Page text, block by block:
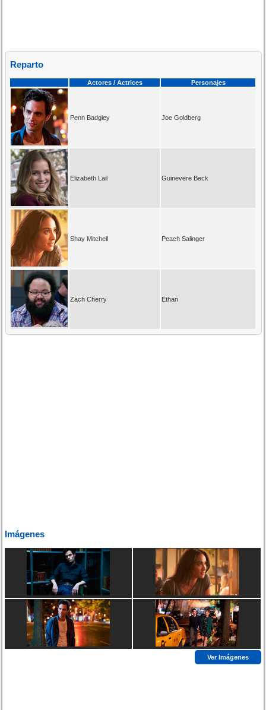
Reparto
Actores / Actrices Personajes
Penn Badgley Joe Goldberg
Elizabeth Lail Guinevere Beck
Shay Mitchell Peach Salinger
Zach Cherry Ethan
Imágenes
Ver Imágenes